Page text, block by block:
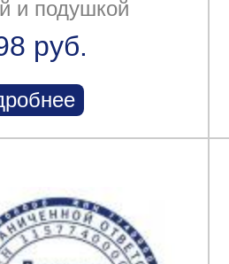
и подушкой
руб.